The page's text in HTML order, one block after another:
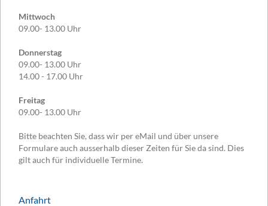
Mittwoch
09.00- 13.00 Uhr
Donnerstag
09.00- 13.00 Uhr
14.00 - 17.00 Uhr
Freitag
09.00- 13.00 Uhr
Bitte beachten Sie, dass wir per eMail und über unsere
Formulare auch ausserhalb dieser Zeiten für Sie da sind. Dies
gilt auch für individuelle Termine.
Anfahrt